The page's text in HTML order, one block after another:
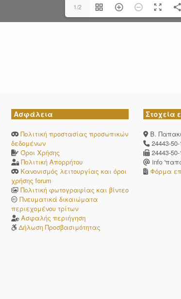
1/2
Ασφάλεια
Πολιτική προστασίας προσωπικών
δεδομένων
Όροι Χρήσης
Πολιτική Απορρήτου
Κανονισμός λειτουργίας και όροι
χρήσης forum
Πολιτική φωτογραφίας και βίντεο
Πνευματικά δικαιώματα
περιεχομένου τρίτων
Ασφαλής περιήγηση
Δήλωση Προσβασιμότητας
Στοχεία
Β.
24443-
24443-
info
Φόρμα